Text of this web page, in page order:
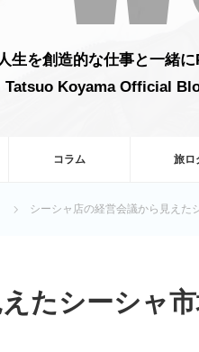
生を創造的な仕事と一緒に
Tatsuo Koyama Official
コラム 旅ロ
シーシャ店の経営会議から見えた
たシーシャ